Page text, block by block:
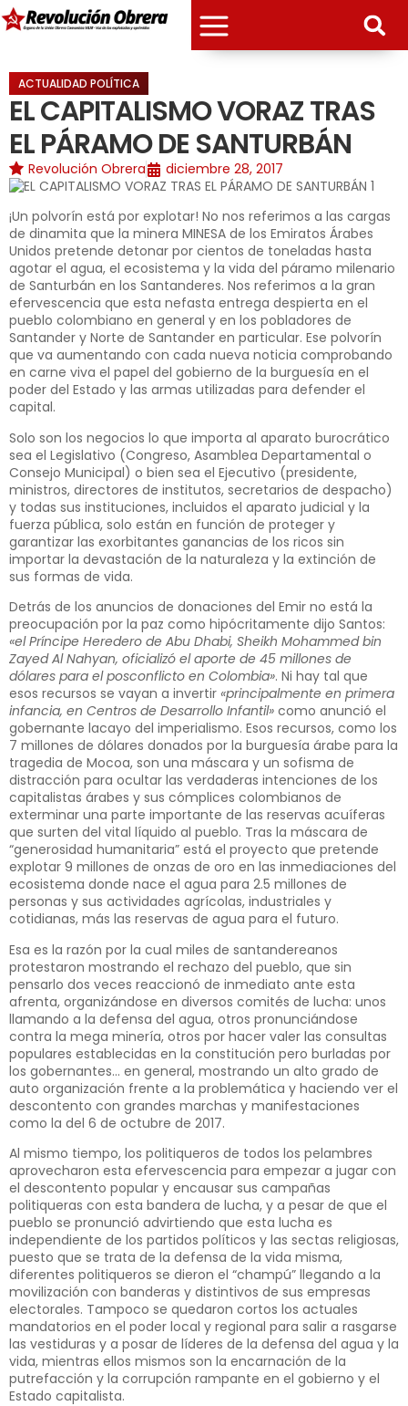
ACTUALIDAD POLÍTICA
EL CAPITALISMO VORAZ TRAS
EL PÁRAMO DE SANTURBÁN
Revolución Obrera diciembre 28, 2017
¡Un polvorín está por explotar! No nos referimos a las cargas
de dinamita que la minera MINESA de los Emiratos Árabes
Unidos pretende detonar por cientos de toneladas hasta
agotar el agua, el ecosistema y la vida del páramo milenario
de Santurbán en los Santanderes. Nos referimos a la gran
efervescencia que esta nefasta entrega despierta en el
pueblo colombiano en general y en los pobladores de
Santander y Norte de Santander en particular. Ese polvorín
que va aumentando con cada nueva noticia comprobando
en carne viva el papel del gobierno de la burguesía en el
poder del Estado y las armas utilizadas para defender el
capital.
Solo son los negocios lo que importa al aparato burocrático
sea el Legislativo (Congreso, Asamblea Departamental o
Consejo Municipal) o bien sea el Ejecutivo (presidente,
ministros, directores de institutos, secretarios de despacho)
y todas sus instituciones, incluidos el aparato judicial y la
fuerza pública, solo están en función de proteger y
garantizar las exorbitantes ganancias de los ricos sin
importar la devastación de la naturaleza y la extinción de
sus formas de vida.
Detrás de los anuncios de donaciones del Emir no está la
preocupación por la paz como hipócritamente dijo Santos:
«el Príncipe Heredero de Abu Dhabi, Sheikh Mohammed bin
Zayed Al Nahyan, oficializó el aporte de 45 millones de
dólares para el posconflicto en Colombia». Ni hay tal que
esos recursos se vayan a invertir «principalmente en primera
infancia, en Centros de Desarrollo Infantil» como anunció el
gobernante lacayo del imperialismo. Esos recursos, como los
7 millones de dólares donados por la burguesía árabe para la
tragedia de Mocoa, son una máscara y un sofisma de
distracción para ocultar las verdaderas intenciones de los
capitalistas árabes y sus cómplices colombianos de
exterminar una parte importante de las reservas acuíferas
que surten del vital líquido al pueblo. Tras la máscara de
“generosidad humanitaria” está el proyecto que pretende
explotar 9 millones de onzas de oro en las inmediaciones del
ecosistema donde nace el agua para 2.5 millones de
personas y sus actividades agrícolas, industriales y
cotidianas, más las reservas de agua para el futuro.
Esa es la razón por la cual miles de santandereanos
protestaron mostrando el rechazo del pueblo, que sin
pensarlo dos veces reaccionó de inmediato ante esta
afrenta, organizándose en diversos comités de lucha: unos
llamando a la defensa del agua, otros pronunciándose
contra la mega minería, otros por hacer valer las consultas
populares establecidas en la constitución pero burladas por
los gobernantes… en general, mostrando un alto grado de
auto organización frente a la problemática y haciendo ver el
descontento con grandes marchas y manifestaciones
como la del 6 de octubre de 2017.
Al mismo tiempo, los politiqueros de todos los pelambres
aprovecharon esta efervescencia para empezar a jugar con
el descontento popular y encausar sus campañas
politiqueras con esta bandera de lucha, y a pesar de que el
pueblo se pronunció advirtiendo que esta lucha es
independiente de los partidos políticos y las sectas religiosas,
puesto que se trata de la defensa de la vida misma,
diferentes politiqueros se dieron el “champú” llegando a la
movilización con banderas y distintivos de sus empresas
electorales. Tampoco se quedaron cortos los actuales
mandatorios en el poder local y regional para salir a rasgarse
las vestiduras y a posar de líderes de la defensa del agua y la
vida, mientras ellos mismos son la encarnación de la
putrefacción y la corrupción rampante en el gobierno y el
Estado capitalista.